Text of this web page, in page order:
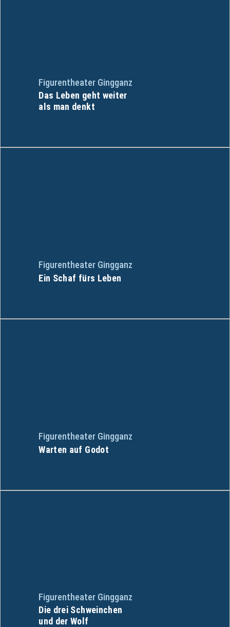
Figurentheater Gingganz
Das Leben geht weiter
als man denkt
Figurentheater Gingganz
Ein Schaf fürs Leben
Figurentheater Gingganz
Warten auf Godot
Figurentheater Gingganz
Die drei Schweinchen
und der Wolf